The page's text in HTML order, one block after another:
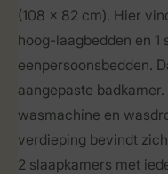
(108 x 82 cm). Hier
hoog-laagbedden en 1
eenpersoonsbedden.
aangepaste
wasmachine en
verdieping bevindt
2 slaapkamers met